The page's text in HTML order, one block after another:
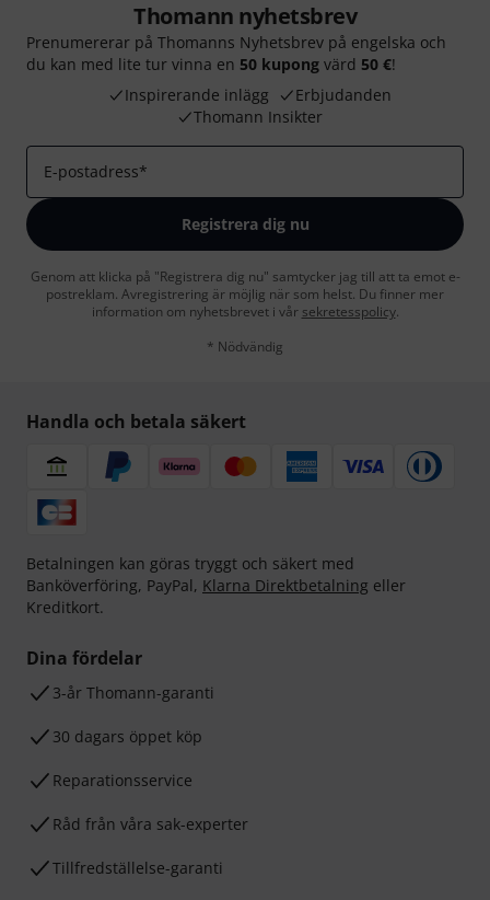
Thomann nyhetsbrev
Prenumererar på Thomanns Nyhetsbrev på engelska och
du kan med lite tur vinna en 50 kupong värd 50 €!
Inspirerande inlägg
Erbjudanden
Thomann Insikter
E-postadress*
Registrera dig nu
Genom att klicka på "Registrera dig nu" samtycker jag till att ta emot e-
postreklam. Avregistrering är möjlig när som helst. Du finner mer
information om nyhetsbrevet i vår sekretesspolicy.
* Nödvändig
Handla och betala säkert
Betalningen kan göras tryggt och säkert med
Banköverföring, PayPal, Klarna Direktbetalning eller
Kreditkort.
Dina fördelar
3-år Thomann-garanti
30 dagars öppet köp
Reparationsservice
Råd från våra sak-experter
Tillfredställelse-garanti